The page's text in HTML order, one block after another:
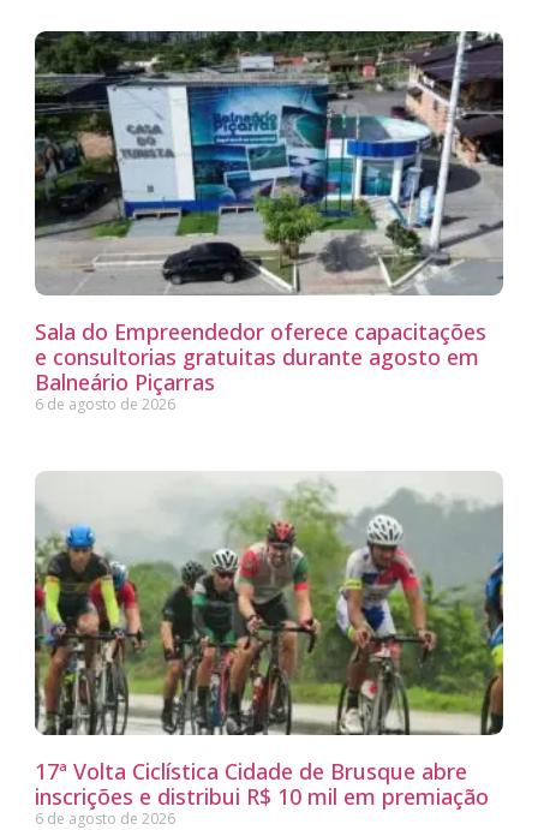
Sala do Empreendedor oferece capacitações
e consultorias gratuitas durante agosto em
Balneário Piçarras
6 de agosto de 2026
17ª Volta Ciclística Cidade de Brusque abre
inscrições e distribui R$ 10 mil em premiação
6 de agosto de 2026